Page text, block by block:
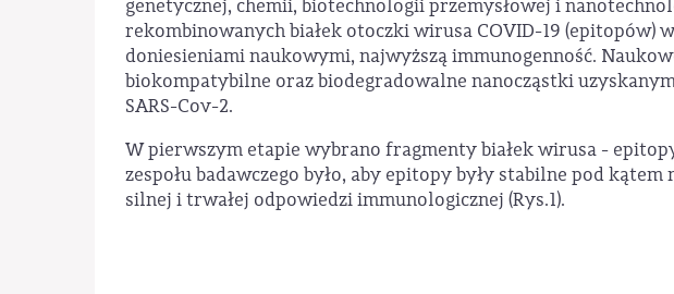
genetycznej, chemii, biotechnologii przemysłowej i
rekombinowanych białek otoczki wirusa COVID-19 (epitopów)
doniesieniami naukowymi, najwyższą immunogenność.
biokompatybilne oraz biodegradowalne nanocząstki
SARS-Cov-2.
W pierwszym etapie wybrano fragmenty białek wirusa - epitopy
zespołu badawczego było, aby epitopy były stabilne pod
silnej i trwałej odpowiedzi immunologicznej (Rys.1).